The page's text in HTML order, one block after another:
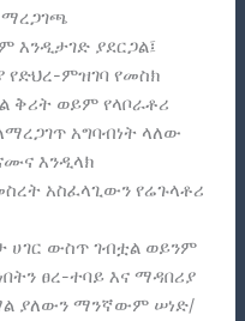
እንዲታገድ ያደርጋል፤
የድህረ-ምዝገባ የመስክ
ቅሪት ወይም የላቦራቶሪ
አግባብነት ላለው
እንዲላክ
አስፈላጊውን የሬጉላቶሪ
ሀገር ውስጥ ገብቷል ወይንም
ፀረ-ተባይ እና ማዳበሪያ
ያለውን ማንኛውም ሠነድ/